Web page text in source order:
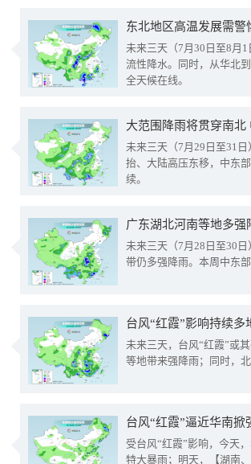
东北地区高温发展需
未来三天（7月30日至8月
流性降水。同时，从华北
全天候在线。
大范围降雨将贯穿南
未来三天（7月29日至31
抬、大陆高压东移，中东
续。
广东湖北河南等地多
未来三天（7月28日至30
带仍多强降雨。本周中东
台风“红霞”影响持续
未来三天，台风“红霞”或
等地带来强降雨；同时，
台风“红霞”逼近华南
受台风“红霞”影响，今天
特大暴雨；明天，【湖南